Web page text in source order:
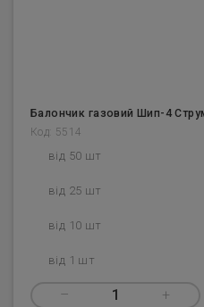
Балончик газовий Шип-4
Код: 5514
від 50 шт
від 25 шт
від 10 шт
від 1 шт
– 1 +